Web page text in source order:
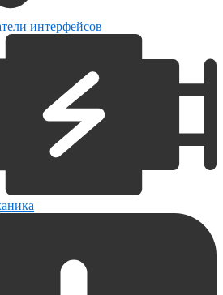
интерфейсов